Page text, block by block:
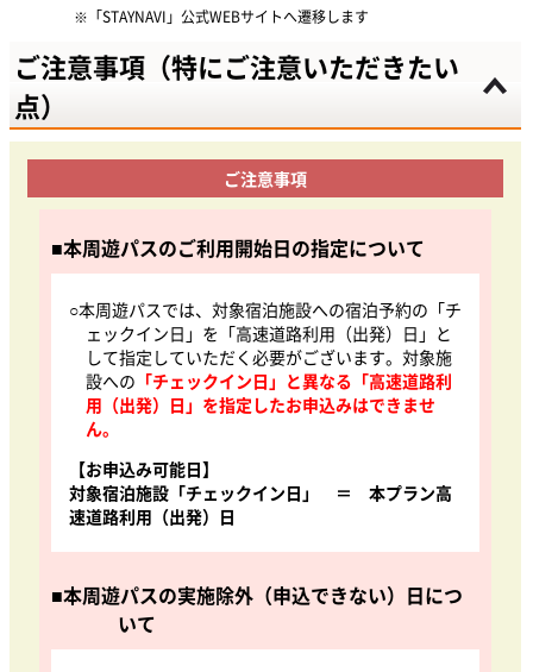
※「STAYNAVI」公式WEBサイトへ遷移します
ご注意事項（特にご注意いただきたい
点）
ご注意事項
■本周遊パスのご利用開始日の指定について
○本周遊パスでは、対象宿泊施設への宿泊予約の「チ
ェックイン日」を「高速道路利用（出発）日」と
して指定していただく必要がございます。対象施
設への 「チェックイン日」と異なる「高速道路利
用（出発）日」を指定したお申込みはできませ
ん。
【お申込み可能日】
対象宿泊施設「チェックイン日」 ＝ 本プラン高
速道路利用（出発）日
■本周遊パスの実施除外（申込できない）日につ
いて